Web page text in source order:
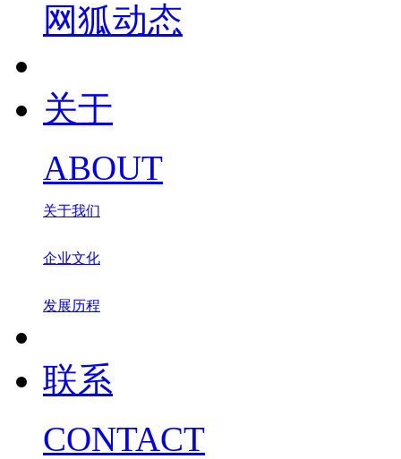
网狐动态
关于
ABOUT
关于我们
企业文化
发展历程
联系
CONTACT